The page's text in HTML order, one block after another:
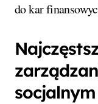
do kar
socjalnym